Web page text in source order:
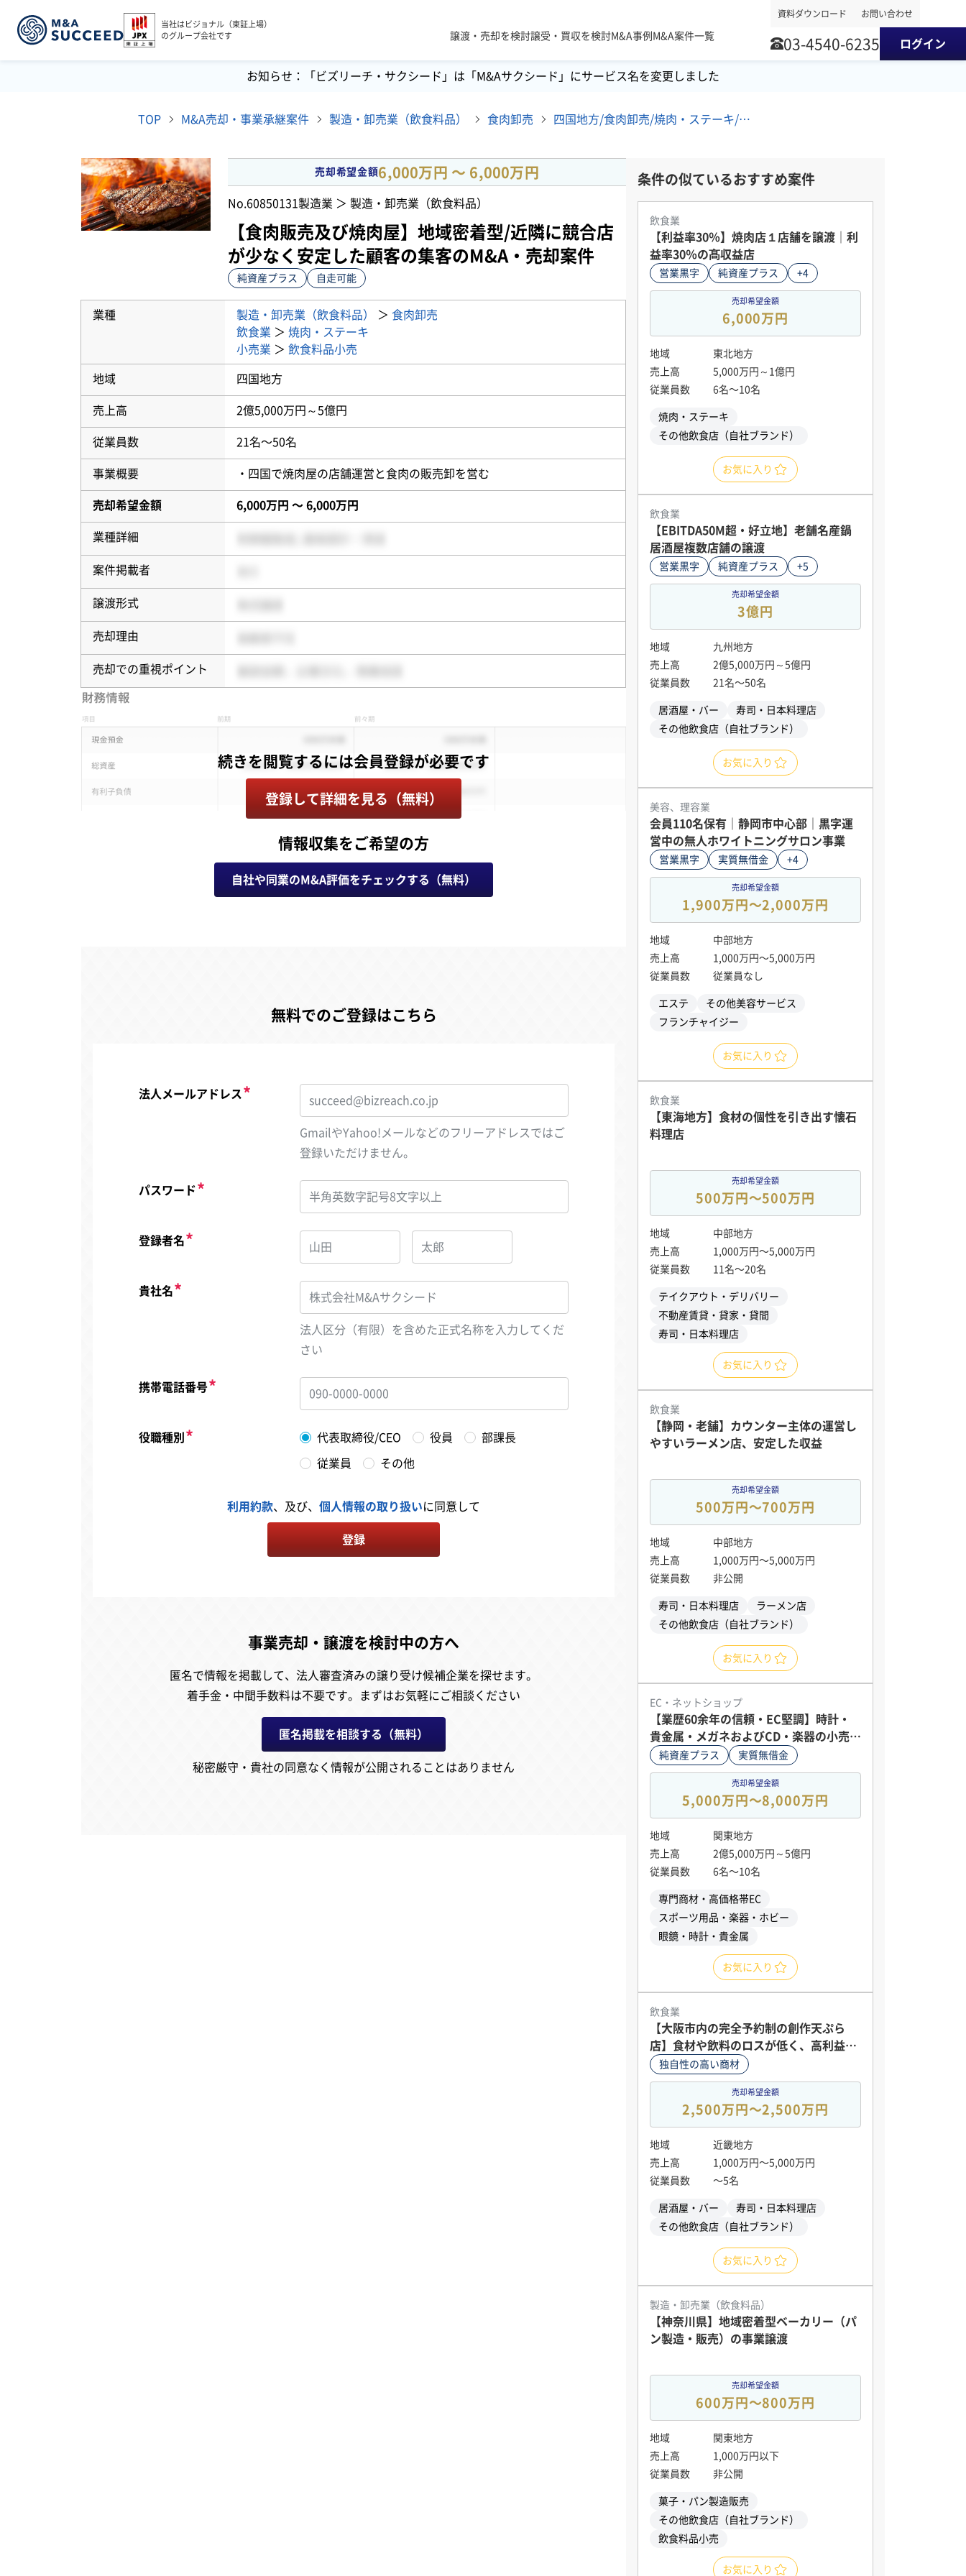
当社はビジョナル（東証上場）
のグループ会社です
譲渡・売却を検討譲受・買収を検討M&A事例 M&A案件一覧
資料ダウンロード お問い合わせ
03-4540-6235 ログイン
お知らせ：「ビズリーチ・サクシード」は「M&Aサクシード」にサービス名を変更しました
TOP M&A売却・事業承継案件 製造・卸売業（飲食料品） 食肉卸売 四国地方/食肉卸売/焼肉・ステーキ/飲食料品小売 M&A・事業譲渡案件
売却希望金額6,000万円 〜 6,000万円
No.60850131 製造業 ＞ 製造・卸売業（飲食料品）
【食肉販売及び焼肉屋】地域密着型/近隣に競合店
が少なく安定した顧客の集客のM&A・売却案件
純資産プラス 自走可能
業種 製造・卸売業（飲食料品） ＞ 食肉卸売
飲食業 ＞ 焼肉・ステーキ
小売業 ＞ 飲食料品小売
地域 四国地方
売上高 2億5,000万円～5億円
従業員数 21名〜50名
事業概要 ・四国で焼肉屋の店舗運営と食肉の販売卸を営む
売却希望金額 6,000万円 〜 6,000万円
業種詳細
案件掲載者
譲渡形式
売却理由
売却での重視ポイント
登録して詳細を見る（無料）
情報収集をご希望の方
自社や同業のM&A評価をチェックする（無料）
無料でのご登録はこちら
法人メールアドレス
GmailやYahoo!メールなどのフリーアドレスではご
登録いただけません。
パスワード
登録者名
貴社名
法人区分（有限）を含めた正式名称を入力してくだ
さい
携帯電話番号
役職種別 代表取締役/CEO 役員 部課長
従業員 その他
利用約款、及び、 個人情報の取り扱いに同意して
登録
事業売却・譲渡を検討中の方へ
匿名で情報を掲載して、 法人審査済みの譲り受け候補企業を探せます。
着手金・中間手数料は不要です。
まずはお気軽にご相談ください
匿名掲載を相談する（無料）
秘密厳守・貴社の同意なく情報が公開されることはありません
条件の似ているおすすめ案件
飲食業
【利益率30％】焼肉店１店舗を譲渡｜利
益率30％の髙収益店
営業黒字 純資産プラス +4
売却希望金額
6,000万円
地域
東北地方
売上高
5,000万円～1億円
従業員数
6名〜10名
焼肉・ステーキ
その他飲食店（自社ブランド）
お気に入り
飲食業
【EBITDA50M超・好立地】老舗名産鍋
居酒屋複数店舗の譲渡
営業黒字 純資産プラス +5
売却希望金額
3億円
地域
九州地方
売上高
2億5,000万円～5億円
従業員数
21名〜50名
居酒屋・バー
寿司・日本料理店
その他飲食店（自社ブランド）
お気に入り
美容、理容業
会員110名保有｜静岡市中心部｜黒字運
営中の無人ホワイトニングサロン事業
営業黒字 実質無借金 +4
売却希望金額
1,900万円〜2,000万円
地域
中部地方
売上高
1,000万円〜5,000万円
従業員数
従業員なし
エステ
その他美容サービス
フランチャイジー
お気に入り
飲食業
【東海地方】食材の個性を引き出す懐石
料理店
売却希望金額
500万円〜500万円
地域
中部地方
売上高
1,000万円〜5,000万円
従業員数
11名〜20名
テイクアウト・デリバリー
不動産賃貸・貸家・貸間
寿司・日本料理店
お気に入り
飲食業
【静岡・老舗】カウンター主体の運営し
やすいラーメン店、安定した収益
売却希望金額
500万円〜700万円
地域
中部地方
売上高
1,000万円〜5,000万円
従業員数
非公開
寿司・日本料理店
ラーメン店
その他飲食店（自社ブランド）
お気に入り
EC・ネットショップ
【業歴60余年の信頼・EC堅調】時計・
貴金属・メガネおよびCD・楽器の小売り
店舗・EC運営会社の株式譲渡
純資産プラス 実質無借金
売却希望金額
5,000万円〜8,000万円
地域
関東地方
売上高
2億5,000万円～5億円
従業員数
6名〜10名
専門商材・高価格帯EC
スポーツ用品・楽器・ホビー
眼鏡・時計・貴金属
お気に入り
飲食業
【大阪市内の完全予約制の創作天ぷら
店】食材や飲料のロスが低く、高利益率
のコース体系で黒字運営。
独自性の高い商材
売却希望金額
2,500万円〜2,500万円
地域
近畿地方
売上高
1,000万円〜5,000万円
従業員数
〜5名
居酒屋・バー
寿司・日本料理店
その他飲食店（自社ブランド）
お気に入り
製造・卸売業（飲食料品）
【神奈川県】地域密着型ベーカリー（パ
ン製造・販売）の事業譲渡
売却希望金額
600万円〜800万円
地域
関東地方
売上高
1,000万円以下
従業員数
非公開
菓子・パン製造販売
その他飲食店（自社ブランド）
飲食料品小売
お気に入り